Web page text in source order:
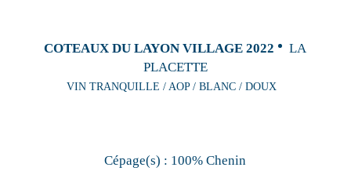
COTEAUX DU LAYON VILLAGE 2022
LA
PLACETTE
VIN TRANQUILLE / AOP / BLANC / DOUX
Cépage(s) : 100% Chenin